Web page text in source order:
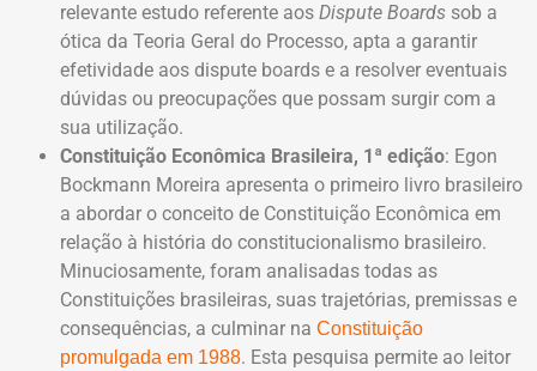
relevante estudo referente aos Dispute Boards sob a
ótica da Teoria Geral do Processo, apta a garantir
efetividade aos dispute boards e a resolver eventuais
dúvidas ou preocupações que possam surgir com a
sua utilização.
Constituição Econômica Brasileira, 1ª edição: Egon
Bockmann Moreira apresenta o primeiro livro brasileiro
a abordar o conceito de Constituição Econômica em
relação à história do constitucionalismo brasileiro.
Minuciosamente, foram analisadas todas as
Constituições brasileiras, suas trajetórias, premissas e
consequências, a culminar na Constituição
promulgada em 1988. Esta pesquisa permite ao leitor